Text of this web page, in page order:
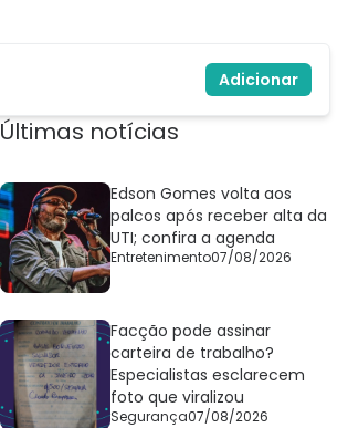
Adicionar
Últimas notícias
Edson Gomes volta aos
palcos após receber alta da
UTI; confira a agenda
Entretenimento07/08/2026
Facção pode assinar
carteira de trabalho?
Especialistas esclarecem
foto que viralizou
Segurança07/08/2026